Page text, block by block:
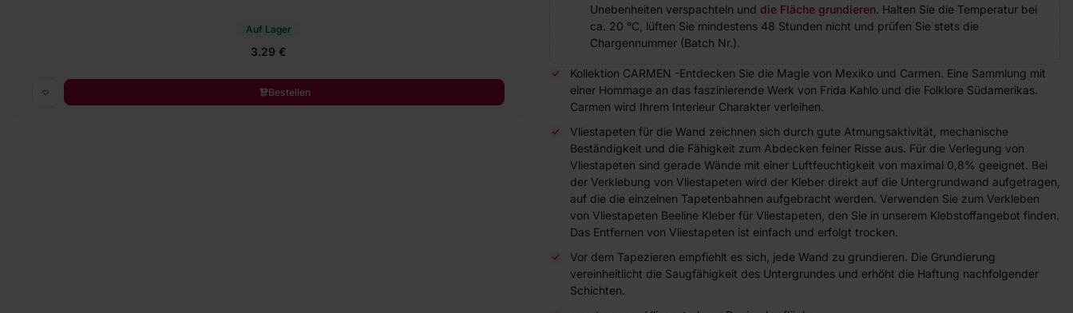
Unebenheiten verspachteln und die Fläche grundieren. Halten Sie die Temperatur bei
ca. 20 °C, lüften Sie mindestens 48 Stunden nicht und prüfen Sie stets die
Chargennummer (Batch Nr.).
Kollektion CARMEN -Entdecken Sie die Magie von Mexiko und Carmen. Eine Sammlung mit
einer Hommage an das faszinierende Werk von Frida Kahlo und die Folklore Südamerikas.
Carmen wird Ihrem Interieur Charakter verleihen.
Vliestapeten für die Wand zeichnen sich durch gute Atmungsaktivität, mechanische
Beständigkeit und die Fähigkeit zum Abdecken feiner Risse aus. Für die Verlegung von
Vliestapeten sind gerade Wände mit einer Luftfeuchtigkeit von maximal 0,8% geeignet. Bei
der Verklebung von Vliestapeten wird der Kleber direkt auf die Untergrundwand aufgetragen,
auf die die einzelnen Tapetenbahnen aufgebracht werden. Verwenden Sie zum Verkleben
von Vliestapeten Beeline Kleber für Vliestapeten, den Sie in unserem Klebstoffangebot finden.
Das Entfernen von Vliestapeten ist einfach und erfolgt trocken.
Vor dem Tapezieren empfiehlt es sich, jede Wand zu grundieren. Die Grundierung
vereinheitlicht die Saugfähigkeit des Untergrundes und erhöht die Haftung nachfolgender
Schichten.
Auf Lager
3.29 €
Bestellen